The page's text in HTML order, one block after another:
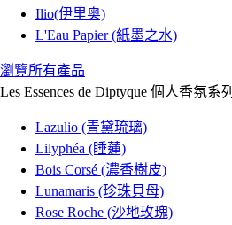
Ilio(伊里奥)
L'Eau Papier (紙墨之水)
瀏覽所有產品
Les Essences de Diptyque 個人香氛系列
Lazulio (青黛琉璃)
Lilyphéa (睡蓮)
Bois Corsé (濃香樹皮)
Lunamaris (珍珠貝母)
Rose Roche (沙地玫瑰)